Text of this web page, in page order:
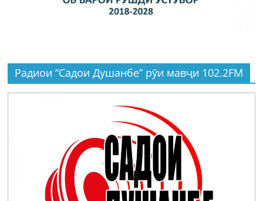
Радиои “Садои Душанбе” рӯи мавҷи 102.2FM